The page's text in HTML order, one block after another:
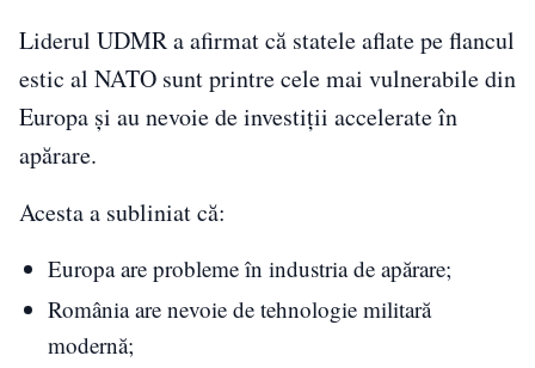
Liderul UDMR a afirmat că statele aflate pe flancul
estic al NATO sunt printre cele mai vulnerabile din
Europa și au nevoie de investiții accelerate în
apărare.
Acesta a subliniat că:
Europa are probleme în industria de apărare;
România are nevoie de tehnologie militară
modernă;